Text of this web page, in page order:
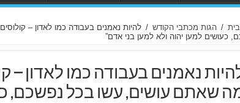
/ הגות מכתבי הקודש /
כעושים למען יהוה ולא למען בני אדם”
שאתם עושים, עשו בכל נפשכם,